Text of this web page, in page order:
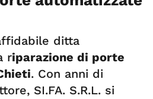
ditta
riparazione di porte
. Con anni di
SI.FA. S.R.L. si